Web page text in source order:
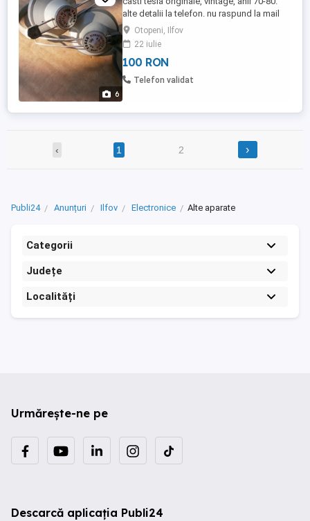
6
alte detalii la telefon. nu raspund la mail
sau sms. va multumesc.
Otopeni, Ilfov
22 iulie
100 RON
Telefon validat
‹ 1 2 ›
Publi24 Anunțuri Ilfov Electronice Alte aparate
Categorii
Județe
Localități
Urmărește-ne pe
Descarcă aplicația Publi24